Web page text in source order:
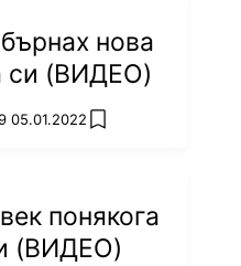
нова
си (ВИДЕО)
05.01.2022 add favorites
понякога
(ВИДЕО)